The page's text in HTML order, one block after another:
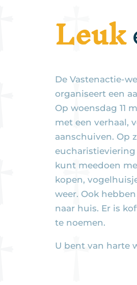
Leuk
De Vastenactie-
organiseert een
Op woensdag 11
met een verhaal,
aanschuiven. Op
eucharistieviering
kunt meedoen
kopen,
weer. Ook
naar huis. Er is
te noemen.
U bent van harte